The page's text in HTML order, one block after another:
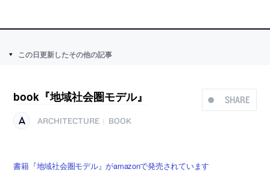
この日更新したその他の記事
SHARE
book『地域社会圏モデル』
ARCHITECTURE BOOK
書籍『地域社会圏モデル』がamazonで発売されています